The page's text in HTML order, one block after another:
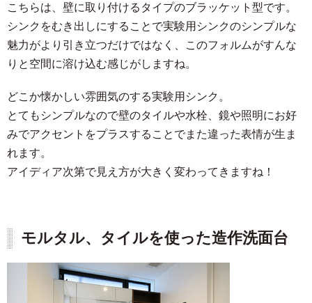
こちらは、壁に取り付けるタイプのブラッケット型です。
シンクをむき出しにすることで実験用シンクのシンプルな
魅力がより引き立つだけではなく、このフォルムがすんな
りと空間に溶け込む感じがしますね。
どこか懐かしい雰囲気のする実験用シンク。
とてもシンプルなので壁のタイルや水栓、鏡や照明にお好
みでアクセントをプラスすることでまた違った表情が生ま
れます。
アイディア次第で見え方が大きく変わってきますね！
モルタル、タイルを使った造作洗面台